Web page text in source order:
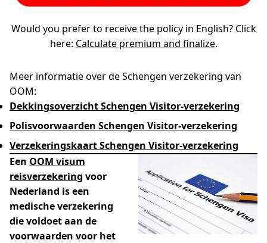
Would you prefer to receive the policy in English? Click
here: Calculate premium and finalize.
Meer informatie over de Schengen verzekering van
OOM:
Dekkingsoverzicht Schengen Visitor-verzekering
Polisvoorwaarden Schengen Visitor-verzekering
Verzekeringskaart Schengen Visitor-verzekering
Een OOM visum
reisverzekering voor
Nederland is een
medische verzekering
die voldoet aan de
voorwaarden voor het